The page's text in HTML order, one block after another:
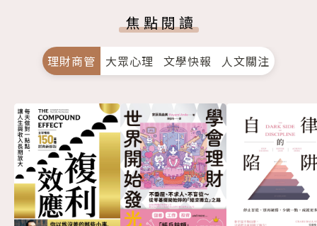
焦點閱讀
理財商管 大眾心理 文學快報 人文關注